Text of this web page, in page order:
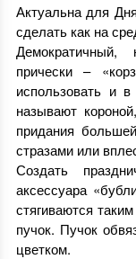
Актуальна для
сделать как на
прически –
использовать и
называют
придания
стразами или
Создать
аксессуара
стягиваются
пучок. Пучок
цветком.